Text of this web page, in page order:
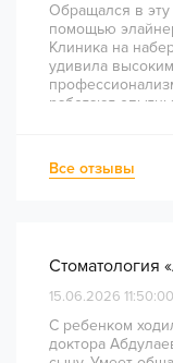
Обращался в
помощью
Клиника на
удивила
работают
непростое
комфортно и
Все отзывы
Стоматология
15.06.2026 11:50:00
С ребенком
доктора